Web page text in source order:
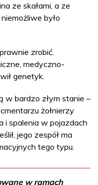
ze skałami, a ze
było
zrobić.
medyczno-
genetyk.
w bardzo złym stanie –
żołnierzy
i spalenia w pojazdach
jego zespół ma
tego typu.
w ramach